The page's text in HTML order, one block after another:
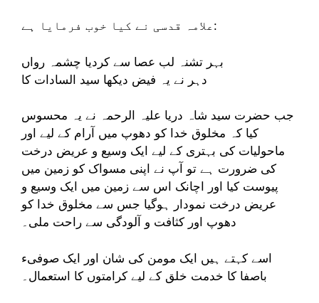
علامہ قدسی ‌نے کیا خوب فرمایا ہے:
بہر تشنہ لب عصا سے کردیا چشمہ رواں
دہر نے یہ فیض دیکھا سید السادات کا
جب حضرت سید شاہ دریا علیہ الرحمہ نے یہ محسوس
کیا کہ مخلوق خدا کو دھوپ میں آرام کے لیے اور
ماحولیات کی بہتری کے لیے ایک وسیع و عریض درخت
کی ضرورت ہے تو آپ نے اپنی مسواک کو زمین میں
پیوست کیا اور اچانک اس سے زمین میں ایک وسیع و
عریض درخت نمودار ہوگیا جس سے مخلوق خدا کو
دھوپ اور کثافت و آلودگی سے راحت ملی۔
اسے کہتے ہیں ایک مومن کی شان اور ایک صوفیء
باصفا کا خدمت خلق کے لیے کرامتوں کا استعمال۔